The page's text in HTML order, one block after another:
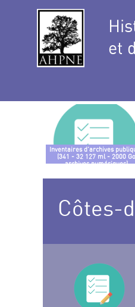
et
Inventaires d’archives
(341 - 32 127 ml - 2000 Go
archives numériques)
Côtes-